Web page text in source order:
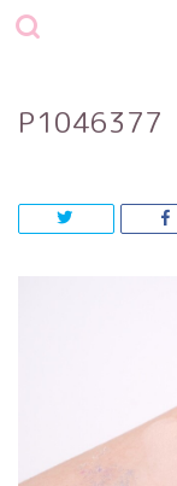
P1046377